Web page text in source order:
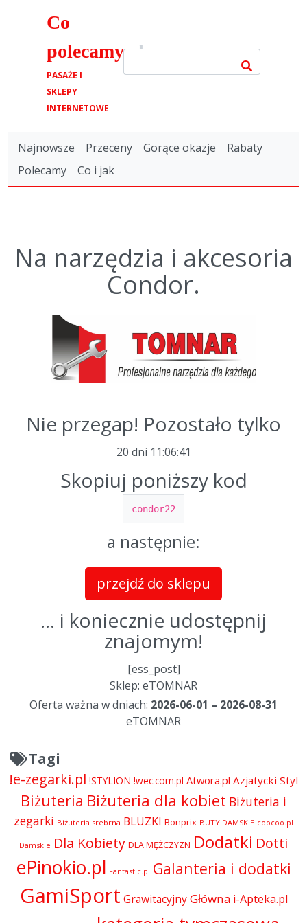
Co
polecamy.pl
PASAŻE I
SKLEPY
INTERNETOWE
Najnowsze Przeceny Gorące okazje
Rabaty
Polecamy
Co i jak
Na narzędzia i akcesoria
Condor.
Nie przegap! Pozostało tylko
20 dni 11:06:41
Skopiuj poniższy kod
condor22
a następnie:
przejdź do sklepu
... i koniecznie udostępnij
znajomym!
[ess_post]
Sklep: eTOMNAR
Oferta ważna w dniach: 2026-06-01 – 2026-08-31
eTOMNAR
Tagi
!e-zegarki.pl !STYLION !wec.com.pl Atwora.pl Azjatycki Styl
Biżuteria Biżuteria dla kobiet Biżuteria i
zegarki Biżuteria srebrna BLUZKI Bonprix BUTY DAMSKIE coocoo.pl
Damskie Dla Kobiety DLA MĘŻCZYZN Dodatki Dotti
ePinokio.pl Fantastic.pl Galanteria i dodatki
GamiSport Grawitacyjny Główna i-Apteka.pl